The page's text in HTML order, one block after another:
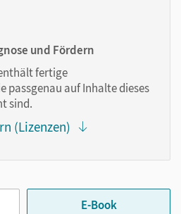
und Fördern
fertige
passgenau auf Inhalte dieses
sind.
(Lizenzen)
E-Book